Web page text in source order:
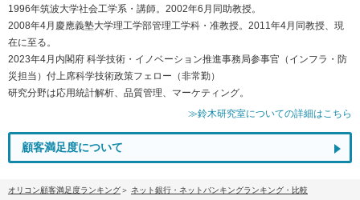
1996年筑波大学社会工学系・講師。2002年6月同助教授。
2008年4月慶應義塾大学理工学部管理工学科・准教授。2011年4月同教授、現
在に至る。
2023年4月内閣府 科学技術・イノベーション推進事務局参事官（インフラ・防
災担当）付上席科学技術政策フェロー（非常勤）
研究分野は応用統計解析、品質管理、マーケティング。
≫鈴木研究室についての詳細はこちら
顧客満足度について
オリコン顧客満足度ランキング
ネット銀行・ネットバンキングランキング・比較